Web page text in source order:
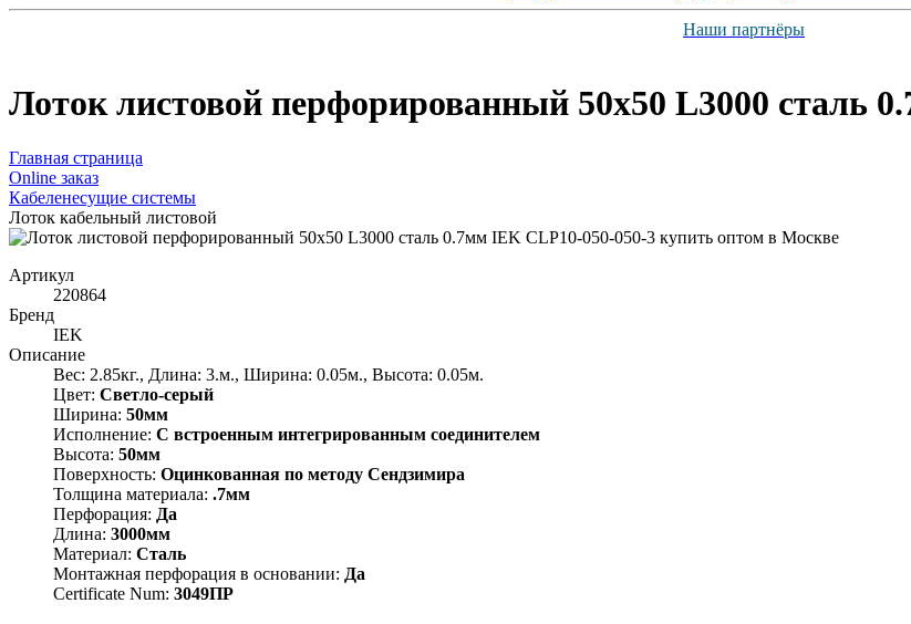
Наши партнёры
Лоток листовой перфорированный 50х50 L3000 сталь
Главная страница
Оnline заказ
Кабеленесущие системы
Лоток кабельный листовой
Артикул
220864
Бренд
IEK
Описание
Вес: 2.85кг., Длина: 3.м., Ширина: 0.05м., Высота: 0.05м.
Цвет: Светло-серый
Ширина: 50мм
Исполнение: С встроенным интегрированным соединителем
Высота: 50мм
Поверхность: Оцинкованная по методу Сендзимира
Толщина материала: .7мм
Перфорация: Да
Длина: 3000мм
Материал: Сталь
Монтажная перфорация в основании: Да
Certificate Num: 3049ПР